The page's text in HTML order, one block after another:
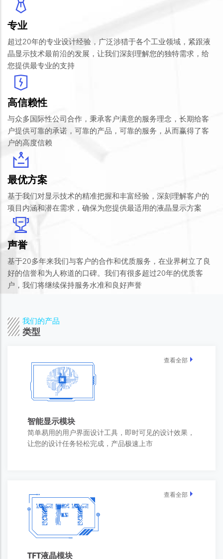
专业
超过20年的专业设计经验，广泛涉猎于各个工业领域，紧跟液
晶显示技术最前沿的发展，让我们深刻理解您的独特需求，给
您提供最专业的支持
高信赖性
与众多国际性公司合作，秉承客户满意的服务理念，长期给客
户提供可靠的承诺，可靠的产品，可靠的服务，从而赢得了客
户的高度信赖
最优方案
基于我们对显示技术的精准把握和丰富经验，深刻理解客户的
项目内涵和潜在需求，确保为您提供最适用的液晶显示方案
声誉
基于20多年来我们与客户的合作和优质服务，在业界树立了良
好的信誉和为人称道的口碑。我们有很多超过20年的优质客
户，我们将继续保持服务水准和良好声誉
我们的产品
类型
智能显示模块
查看全部
简单易用的用户界面设计工具，即时可见的设计效果，
让您的设计任务轻松完成，产品极速上市
TFT液晶模块
查看全部